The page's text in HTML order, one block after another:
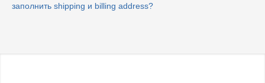
заполнить shipping и billing address?